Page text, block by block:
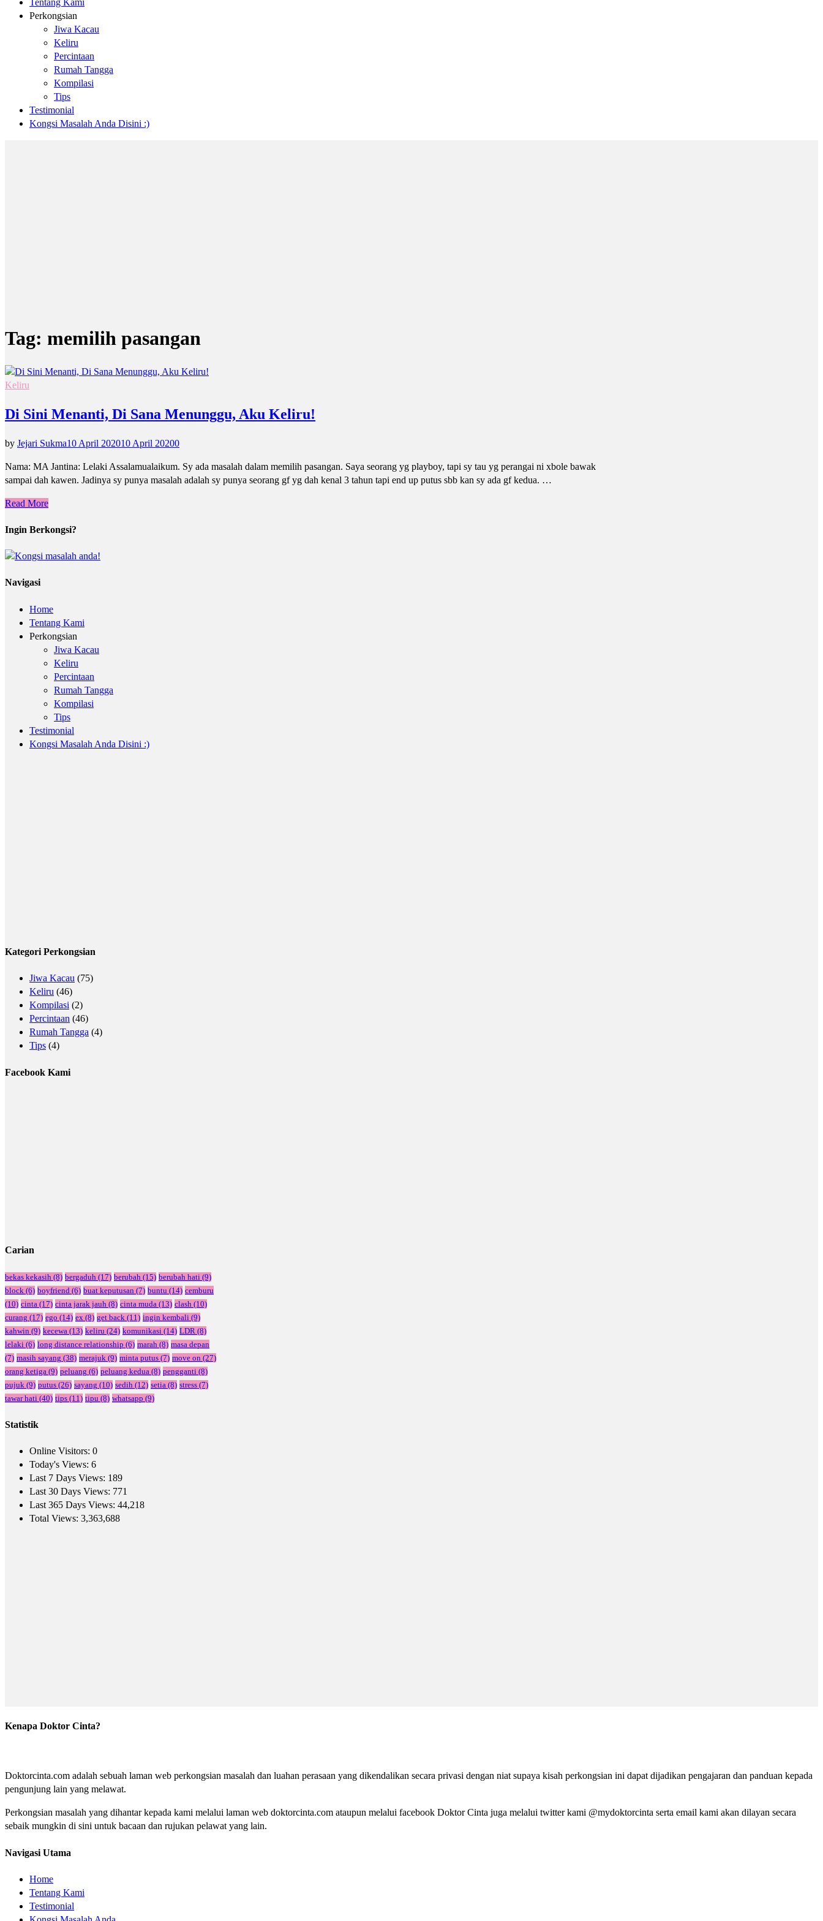
Tentang Kami
Perkongsian
Jiwa Kacau
Keliru
Percintaan
Rumah Tangga
Kompilasi
Tips
Testimonial
Kongsi Masalah Anda Disini :)
Tag: memilih pasangan
Keliru
Di Sini Menanti, Di Sana Menunggu, Aku Keliru!
by Jejari Sukma10 April 202010 April 20200
Nama: MA Jantina: Lelaki Assalamualaikum. Sy ada masalah dalam memilih pasangan. Saya seorang yg playboy, tapi sy tau yg perangai ni xbole bawak
sampai dah kawen. Jadinya sy punya masalah adalah sy punya seorang gf yg dah kenal 3 tahun tapi end up putus sbb kan sy ada gf kedua. …
Read More
Ingin Berkongsi?
Navigasi
Home
Tentang Kami
Perkongsian
Jiwa Kacau
Keliru
Percintaan
Rumah Tangga
Kompilasi
Tips
Testimonial
Kongsi Masalah Anda Disini :)
Kategori Perkongsian
Jiwa Kacau (75)
Keliru (46)
Kompilasi (2)
Percintaan (46)
Rumah Tangga (4)
Tips (4)
Facebook Kami
Carian
bekas kekasih (8) bergaduh (17) berubah (15) berubah hati (9)
block (6) boyfriend (6) buat keputusan (7) buntu (14) cemburu
(10) cinta (17) cinta jarak jauh (8) cinta muda (13) clash (10)
curang (17) ego (14) ex (8) get back (11) ingin kembali (9)
kahwin (9) kecewa (13) keliru (24) komunikasi (14) LDR (8)
lelaki (6) long distance relationship (6) marah (8) masa depan
(7) masih sayang (38) merajuk (9) minta putus (7) move on (27)
orang ketiga (9) peluang (6) peluang kedua (8) pengganti (8)
pujuk (9) putus (26) sayang (10) sedih (12) setia (8) stress (7)
tawar hati (40) tips (11) tipu (8) whatsapp (9)
Statistik
Online Visitors: 0
Today's Views: 6
Last 7 Days Views: 189
Last 30 Days Views: 771
Last 365 Days Views: 44,218
Total Views: 3,363,688
Kenapa Doktor Cinta?
Doktorcinta.com adalah sebuah laman web perkongsian masalah dan luahan perasaan yang dikendalikan secara privasi dengan niat supaya kisah perkongsian ini dapat dijadikan pengajaran dan panduan kepada
pengunjung lain yang melawat.
Perkongsian masalah yang dihantar kepada kami melalui laman web doktorcinta.com ataupun melalui facebook Doktor Cinta juga melalui twitter kami @mydoktorcinta serta email kami akan dilayan secara
sebaik mungkin di sini untuk bacaan dan rujukan pelawat yang lain.
Navigasi Utama
Home
Tentang Kami
Testimonial